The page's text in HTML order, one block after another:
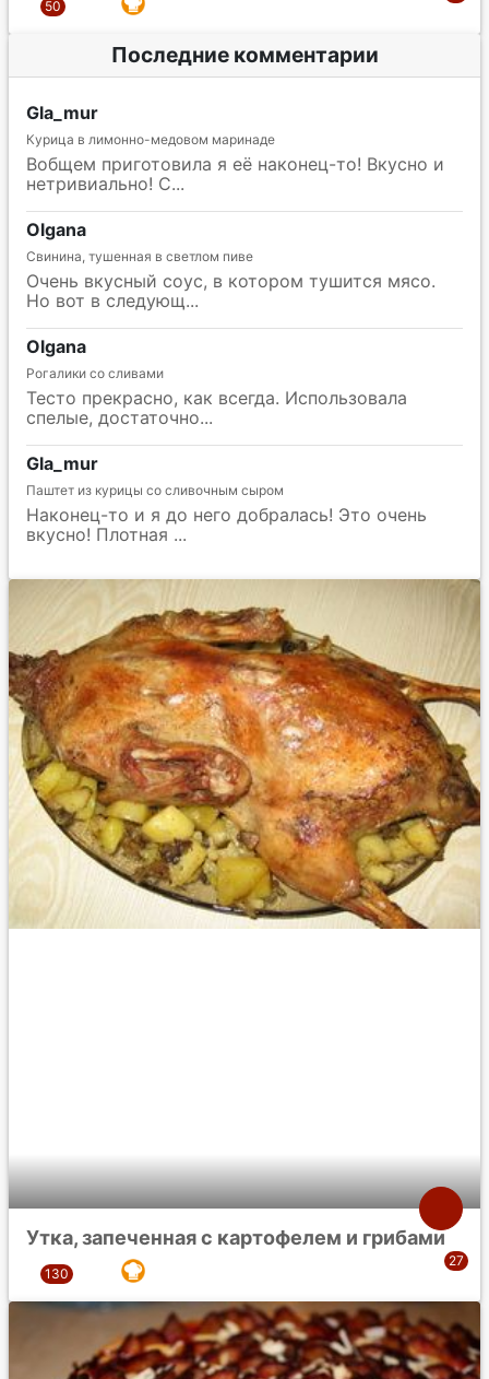
Последние комментарии
Gla_mur
Курица в лимонно-медовом маринаде
Вобщем приготовила я её наконец-то! Вкусно и
нетривиально! С
Olgana
Свинина, тушенная в светлом пиве
Очень вкусный соус, в котором тушится мясо.
Но вот в следующ
Olgana
Рогалики со сливами
Тесто прекрасно, как всегда. Использовала
спелые, достаточно
Gla_mur
Паштет из курицы со сливочным сыром
Наконец-то и я до него добралась! Это очень
вкусно! Плотная
Утка, запеченная с картофелем и грибами